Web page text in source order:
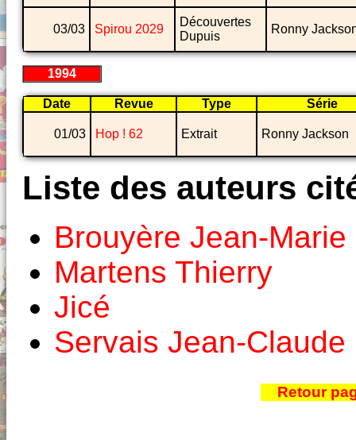
03/03 Spirou 2029
Découvertes
Dupuis
Ronny
1994
Date Revue Type Série
01/03 Hop ! 62 Extrait Ronny Jackson
Liste des auteurs
Brouyère Jean-Marie
Martens Thierry
Jicé
Servais Jean-Claude
Retour